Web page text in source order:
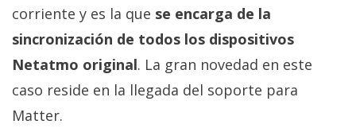
corriente y es la que se encarga de la
sincronización de todos los dispositivos
Netatmo original. La gran novedad en este
caso reside en la llegada del soporte para
Matter.